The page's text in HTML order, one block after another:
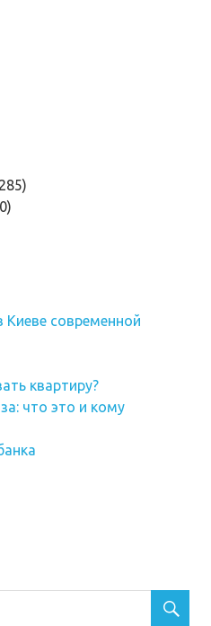
Киеве современной
квартиру?
что это и кому